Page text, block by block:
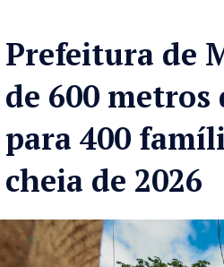
Prefeitura de
de 600
para 400
cheia de 2026